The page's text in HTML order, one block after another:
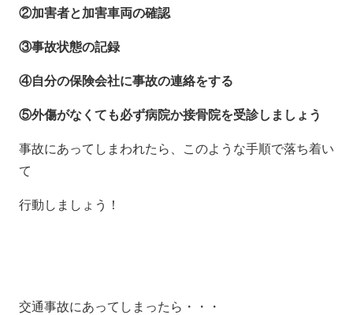
②加害者と加害車両の確認
③事故状態の記録
④自分の保険会社に事故の連絡をする
⑤外傷がなくても必ず病院か接骨院を受診しましょう
事故にあってしまわれたら、このような手順で落ち着い
て
行動しましょう！
交通事故にあってしまったら・・・